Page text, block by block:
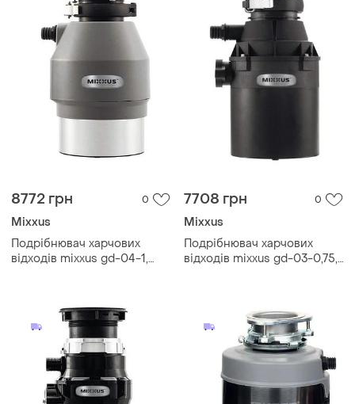
8772 грн 0
Mixxus
Подрібнювач харчових
відходів mixxus gd-04-1,
7708 грн 0
Mixxus
Подрібнювач харчових
відходів mixxus gd-03-0,75,